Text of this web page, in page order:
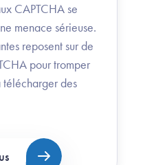
CAPTCHA se
menace sérieuse.
reposent sur de
pour tromper
télécharger des